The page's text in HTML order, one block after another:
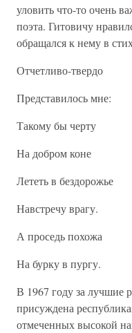
уловить что-то очень
поэта. Гитовичу
обращался к нему в
Отчетливо-твердо
Представилось мне:
Такому бы черту
На добром коне
Лететь в бездорожье
Навстречу врагу.
А проседь похожа
На бурку в пургу.
В 1967 году за лучшие
присуждена
отмеченных высокой